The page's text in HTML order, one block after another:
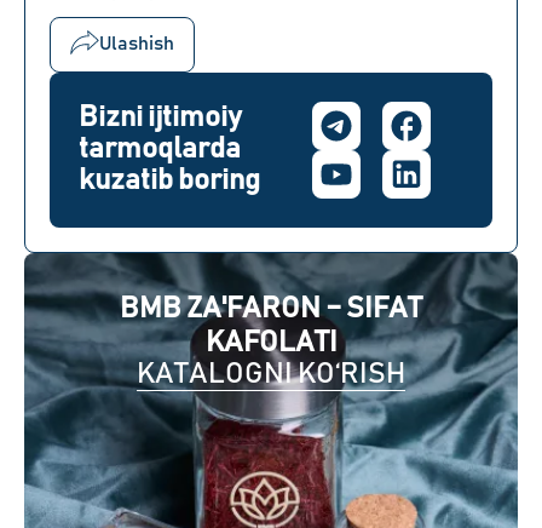
BMB ZA'FARON – SIFAT
KAFOLATI
KATALOGNI KO‘RISH
Ulashish
Bizni ijtimoiy
tarmoqlarda
kuzatib boring